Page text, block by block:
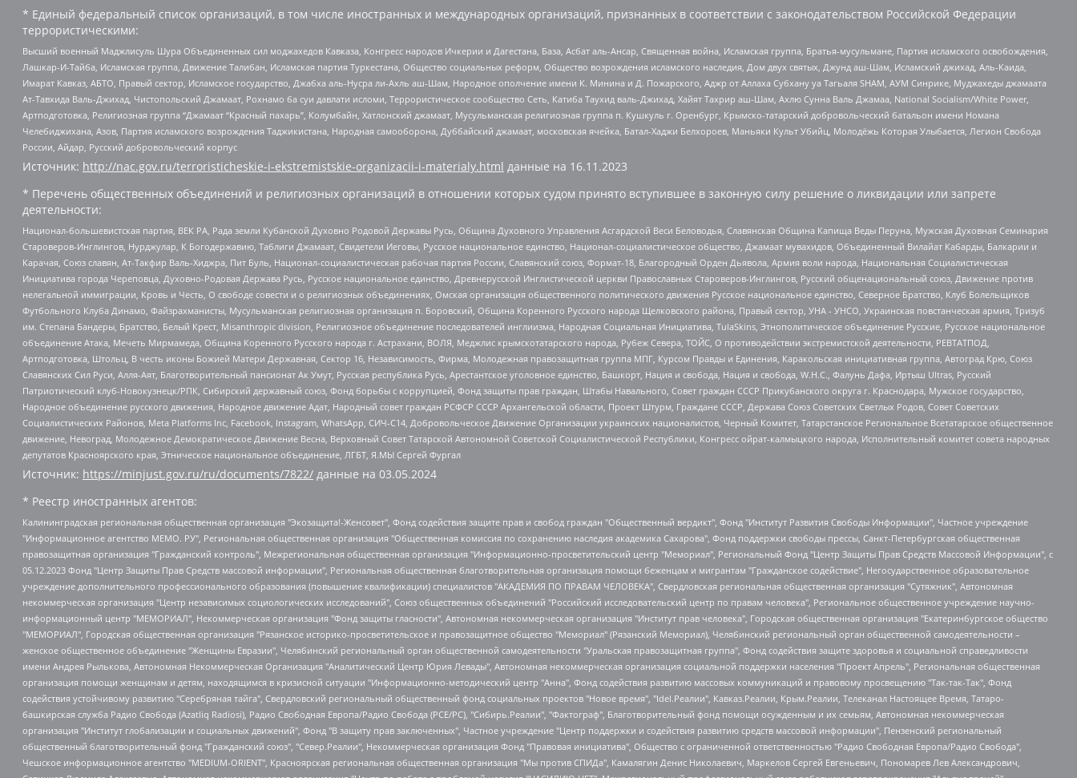
* Единый федеральный список организаций, в том числе иностранных и международных организаций, признанных в соответствии с законодательством Российской Федерации
террористическими:
Высший военный Маджлисуль Шура Объединенных сил моджахедов Кавказа, Конгресс народов Ичкерии и Дагестана, База, Асбат аль-Ансар, Священная война, Исламская группа, Братья-мусульмане, Партия исламского освобождения,
Лашкар-И-Тайба, Исламская группа, Движение Талибан, Исламская партия Туркестана, Общество социальных реформ, Общество возрождения исламского наследия, Дом двух святых, Джунд аш-Шам, Исламский джихад, Аль-Каида,
Имарат Кавказ, АБТО, Правый сектор, Исламское государство, Джабха аль-Нусра ли-Ахль аш-Шам, Народное ополчение имени К. Минина и Д. Пожарского, Аджр от Аллаха Субхану уа Тагьаля SHAM, АУМ Синрике, Муджахеды джамаата
Ат-Тавхида Валь-Джихад, Чистопольский Джамаат, Рохнамо ба суи давлати исломи, Террористическое сообщество Сеть, Катиба Таухид валь-Джихад, Хайят Тахрир аш-Шам, Ахлю Сунна Валь Джамаа, National Socialism/White Power,
Артподготовка, Религиозная группа “Джамаат “Красный пахарь”, Колумбайн, Хатлонский джамаат, Мусульманская религиозная группа п. Кушкуль г. Оренбург, Крымско-татарский добровольческий батальон имени Номана
Челебиджихана, Азов, Партия исламского возрождения Таджикистана, Народная самооборона, Дуббайский джамаат, московская ячейка, Батал-Хаджи Белхороев, Маньяки Культ Убийц, Молодёжь Которая Улыбается, Легион Свобода
России, Айдар, Русский добровольческий корпус
Источник: http://nac.gov.ru/terroristicheskie-i-ekstremistskie-organizacii-i-materialy.html данные на 16.11.2023
* Перечень общественных объединений и религиозных организаций в отношении которых судом принято вступившее в законную силу решение о ликвидации или запрете
деятельности:
Национал-большевистская партия, ВЕК РА, Рада земли Кубанской Духовно Родовой Державы Русь, Община Духовного Управления Асгардской Веси Беловодья, Славянская Община Капища Веды Перуна, Мужская Духовная Семинария
Староверов-Инглингов, Нурджулар, К Богодержавию, Таблиги Джамаат, Свидетели Иеговы, Русское национальное единство, Национал-социалистическое общество, Джамаат мувахидов, Объединенный Вилайат Кабарды, Балкарии и
Карачая, Союз славян, Ат-Такфир Валь-Хиджра, Пит Буль, Национал-социалистическая рабочая партия России, Славянский союз, Формат-18, Благородный Орден Дьявола, Армия воли народа, Национальная Социалистическая
Инициатива города Череповца, Духовно-Родовая Держава Русь, Русское национальное единство, Древнерусской Инглистической церкви Православных Староверов-Инглингов, Русский общенациональный союз, Движение против
нелегальной иммиграции, Кровь и Честь, О свободе совести и о религиозных объединениях, Омская организация общественного политического движения Русское национальное единство, Северное Братство, Клуб Болельщиков
Футбольного Клуба Динамо, Файзрахманисты, Мусульманская религиозная организация п. Боровский, Община Коренного Русского народа Щелковского района, Правый сектор, УНА - УНСО, Украинская повстанческая армия, Тризуб
им. Степана Бандеры, Братство, Белый Крест, Misanthropic division, Религиозное объединение последователей инглиизма, Народная Социальная Инициатива, TulaSkins, Этнополитическое объединение Русские, Русское национальное
объединение Атака, Мечеть Мирмамеда, Община Коренного Русского народа г. Астрахани, ВОЛЯ, Меджлис крымскотатарского народа, Рубеж Севера, ТОЙС, О противодействии экстремистской деятельности, РЕВТАТПОД,
Артподготовка, Штольц, В честь иконы Божией Матери Державная, Сектор 16, Независимость, Фирма, Молодежная правозащитная группа МПГ, Курсом Правды и Единения, Каракольская инициативная группа, Автоград Крю, Союз
Славянских Сил Руси, Алля-Аят, Благотворительный пансионат Ак Умут, Русская республика Русь, Арестантское уголовное единство, Башкорт, Нация и свобода, Нация и свобода, W.H.С., Фалунь Дафа, Иртыш Ultras, Русский
Патриотический клуб-Новокузнецк/РПК, Сибирский державный союз, Фонд борьбы с коррупцией, Фонд защиты прав граждан, Штабы Навального, Совет граждан СССР Прикубанского округа г. Краснодара, Мужское государство,
Народное объединение русского движения, Народное движение Адат, Народный совет граждан РСФСР СССР Архангельской области, Проект Штурм, Граждане СССР, Держава Союз Советских Светлых Родов, Совет Советских
Социалистических Районов, Meta Platforms Inc, Facebook, Instagram, WhatsApp, СИЧ-С14, Добровольческое Движение Организации украинских националистов, Черный Комитет, Татарстанское Региональное Всетатарское общественное
движение, Невоград, Молодежное Демократическое Движение Весна, Верховный Совет Татарской Автономной Советской Социалистической Республики, Конгресс ойрат-калмыцкого народа, Исполнительный комитет совета народных
депутатов Красноярского края, Этническое национальное объединение, ЛГБТ, Я.МЫ Сергей Фургал
Источник: https://minjust.gov.ru/ru/documents/7822/ данные на 03.05.2024
* Реестр иностранных агентов:
Калининградская региональная общественная организация "Экозащита!-Женсовет", Фонд содействия защите прав и свобод граждан "Общественный вердикт", Фонд "Институт Развития Свободы Информации", Частное учреждение "Информационное агентство МЕМО. РУ", Региональная общественная организация "Общественная комиссия по сохранению наследия академика Сахарова", Фонд поддержки свободы прессы, Санкт-Петербургская общественная правозащитная организация "Гражданский контроль", Межрегиональная общественная организация "Информационно-просветительский центр "Мемориал", Региональный Фонд "Центр Защиты Прав Средств Массовой Информации", с 05.12.2023 Фонд "Центр Защиты Прав Средств массовой информации", Региональная общественная благотворительная организация помощи беженцам и мигрантам "Гражданское содействие", Негосударственное образовательное учреждение дополнительного профессионального образования (повышение квалификации) специалистов "АКАДЕМИЯ ПО ПРАВАМ ЧЕЛОВЕКА", Свердловская региональная общественная организация "Сутяжник", Автономная некоммерческая организация "Центр независимых социологических исследований", Союз общественных объединений "Российский исследовательский центр по правам человека", Региональное общественное учреждение научно-информационный центр "МЕМОРИАЛ", Некоммерческая организация "Фонд защиты гласности", Автономная некоммерческая организация "Институт прав человека", Городская общественная организация "Екатеринбургское общество "МЕМОРИАЛ", Городская общественная организация "Рязанское историко-просветительское и правозащитное общество "Мемориал" (Рязанский Мемориал), Челябинский региональный орган общественной самодеятельности – женское общественное объединение "Женщины Евразии", Челябинский региональный орган общественной самодеятельности "Уральская правозащитная группа", Фонд содействия защите здоровья и социальной справедливости имени Андрея Рылькова, Автономная Некоммерческая Организация "Аналитический Центр Юрия Левады", Автономная некоммерческая организация социальной поддержки населения "Проект Апрель", Региональная общественная организация помощи женщинам и детям, находящимся в кризисной ситуации "Информационно-методический центр "Анна", Фонд содействия развитию массовых коммуникаций и правовому просвещению "Так-так-Так", Фонд содействия устойчивому развитию "Серебряная тайга", Свердловский региональный общественный фонд социальных проектов "Новое время", "Idel.Реалии", Кавказ.Реалии, Крым.Реалии, Телеканал Настоящее Время, Татаро-башкирская служба Радио Свобода (Azatliq Radiosi), Радио Свободная Европа/Радио Свобода (PCE/PC), "Сибирь.Реалии", "Фактограф", Благотворительный фонд помощи осужденным и их семьям, Автономная некоммерческая организация "Институт глобализации и социальных движений", Фонд "В защиту прав заключенных", Частное учреждение "Центр поддержки и содействия развитию средств массовой информации", Пензенский региональный общественный благотворительный фонд "Гражданский союз", "Север.Реалии", Некоммерческая организация Фонд "Правовая инициатива", Общество с ограниченной ответственностью "Радио Свободная Европа/Радио Свобода", Чешское информационное агентство "MEDIUM-ORIENT", Красноярская региональная общественная организация "Мы против СПИДа", Камалягин Денис Николаевич, Маркелов Сергей Евгеньевич, Пономарев Лев Александрович, Савицкая Людмила Алексеевна, Автономная некоммерческая организация "Центр по работе с проблемой насилия "НАСИЛИЮ.НЕТ", Межрегиональный профессиональный союз работников здравоохранения "Альянс врачей", Юридическое лицо, зарегистрированное в Латвийской Республике, SIA "Medusa Project" (регистрационный номер 40103797863, дата регистрации 10.06.2014), Некоммерческая организация "Фонд по борьбе с коррупцией", Автономная некоммерческая организация "Институт права и публичной политики", Баданин Роман Сергеевич, Гликин Максим Александрович, Железнова Мария Михайловна, Лукьянова Юлия Сергеевна, Маетная Елизавета Витальевна, Маняхин Петр Борисович, Чуракова Ольга Владимировна, Ярош Юлия Петровна, Юридическое лицо "The Insider SIA", зарегистрированное в Риге, Латвийская Республика (дата регистрации 26.06.2015), являющееся администратором доменного имени интернет-издания "The Insider SIA", https://theins.ru, Постернак Алексей Евгеньевич, Рубин Михаил Аркадьевич, Анин Роман Александрович, Юридическое лицо Istories fonds, зарегистрированное в Латвийской Республике (регистрационный номер 50008295751, дата регистрации 24.02.2020), Великовский Дмитрий Александрович, Долинина Ирина Николаевна, Мароховская Алеся Алексеевна, Шлейнов Роман Юрьевич, Шмагун Олеся Валентиновна, Общество с ограниченной ответственностью "Альтаир 2021", Общество с ограниченной ответственностью "Вега 2021", Общество с ограниченной ответственностью "Главный редактор 2021", Общество с ограниченной ответственностью "Ромашки монолит", Важенков Артем Валерьевич, Ивановская областная общественная организация "Центр гендерных исследований", Гурман Юрий Альбертович, Медиапроект "ОВД-Инфо", Егоров Владимир Владимирович, Жилинский Владимир Александрович, Общество с ограниченной ответственностью "ЗП", Иванова София Юрьевна, Карезина Инна Павловна, Кильтау Екатерина Викторовна, Петров Алексей Викторович, Пискунов Сергей Евгеньевич, Смирнов Сергей Сергеевич, Тихонов Михаил Сергеевич, Общество с ограниченной ответственностью "ЖУРНАЛИСТ-ИНОСТРАННЫЙ АГЕНТ", Арапова Галина Юрьевна, Вольтская Татьяна Анатольевна, Американская компания "Mason G.E.S. Anonymous Foundation" (США), являющаяся владельцем интернет-издания https://mnews.world/, Компания "Stichting Bellingcat", зарегистрированная в Нидерландах (дата регистрации 11.07.2018), Захаров Андрей Вячеславович, Клепиковская Екатерина Дмитриевна, Общество с ограниченной ответственностью "МЕМО", Перл Роман Александрович, Симонов Евгений Алексеевич, Соловьева Елена Анатольевна, Сотников Даниил Владимирович, Сурначева Елизавета Дмитриевна, Автономная некоммерческая организация по защите прав человека и информированию населения "Якутия – Наше Мнение", Общество с ограниченной ответственностью "Москоу диджитал медиа", с 26.01.2023 Общество с ограниченной ответственностью "Чайка Белые сады", Ветошкина Валерия Валерьевна, Заговора Максим Александрович, Межрегиональное общественное движение "Российская ЛГБТ - сеть", Оленичев Максим Владимирович, Павлов Иван Юрьевич, Скворцова Елена Сергеевна, Общество с ограниченной ответственностью "Как бы инагент", Кочетков Игорь Викторович, Общество с ограниченной ответственностью "Честные выборы", Еланчик Олег Александрович, Общество с ограниченной ответственностью "Нобелевский призыв", Гималова Регина Эмилевна, Григорьев Андрей Валерьевич, Григорьева Алина Александровна, Ассоциация по содействию защите прав призывников, альтернативнослужащих и военнослужащих "Правозащитная группа "Гражданин.Армия.Право", Хисамова Регина Фаритовна, Автономная некоммерческая организация по реализации социально-правовых программ "Лилит", Дальневосточное общественное движение "Маяк", Санкт-Петербургская ЛГБТ-инициативная группа "Выход", Инициативная группа ЛГБТ+ "Реверс", Алексеев Андрей Викторович, Бекбулатова Таисия Львовна, Беляев Иван Михайлович, Владыкина Елена Сергеевна, Гельман Марат Александрович, Никульшина Вероника Юрьевна, Толоконникова Надежда Андреевна, Шендерович Виктор Анатольевич, Общество с ограниченной ответственностью "Данное сообщение", Общество с ограниченной ответственностью Издательский дом "Новая глава", Айнбиндер Александра Александровна, Московский комьюнити-центр для ЛГБТ+инициатив, Благотворительный фонд развития филантропии, Deutsche Welle (Германия, Kurt-Schumacher-Strasse 3, 53113 Bonn), Борзунова Мария Михайловна, Воробьев Виктор Викторович, Голубева Анна Львовна, Константинова Алла Михайловна, Малкова Ирина Владимировна, Мурадов Мурад Абдулгалимович, Осетинская Елизавета Николаевна, Понасенков Евгений Николаевич, Ганапольский Матвей Юрьевич, Киселев Евгений Алексеевич, Борухович Ирина Григорьевна, Дремин Иван Тимофеевич, Дубровский Дмитрий Викторович, Красноярская региональная общественная организация поддержки и развития альтернативных образовательных технологий и межкультурных коммуникаций "ИНТЕРРА", Маяковская Екатерина Алексеевна, Фейгин Марк Захарович, Филимонов Андрей Викторович, Дзугкоева Регина Николаевна, Доброхотов Роман Александрович, Дудь Юрий Александрович, Елкин Сергей Владимирович, Кругликов Кирилл Игоревич, Сабунаева Мария Леонидовна, Семенов Алексей Владимирович, Шаинян Карен Багратович, Шульман Екатерина Михайловна, Асафьев Артур Валерьевич, Вахштайн Виктор Семенович, Венедиктов Алексей Алексеевич, Лушникова Екатерина Евгеньевна, Волков Леонид Михайлович, Невзоров Александр Глебович, Пархоменко Сергей Борисович, Сироткин Ярослав Николаевич, Кара-Мурза Владимир Владимирович, Баранова Наталья Владимировна, Гозман Леонид Яковлевич, Кагарлицкий Борис Юльевич, Климарев Михаил Валерьевич, Милов Владимир Станиславович, Автономная некоммерческая организация Краснодарский центр современного искусства "Типография", Моргенштерн Алишер Тагирович, Соболь Любовь Эдуардовна, Общество с ограниченной ответственностью "ЛИЗА НОРМ", Каспаров Гарри Кимович, Ходорковский Михаил Борисович, Общество с ограниченной ответственностью "Апрельские тезисы", Данилович Ирина Брониславовна, Кашин Олег Владимирович, Петров Николай Владимирович, Пивоваров Алексей Владимирович, Соколов Михаил Владимирович, Цветкова Юлия Владимировна, Чичваркин Евгений Александрович, Комитет против пыток/Команда против пыток, Общество с ограниченной ответственностью "Первый научный", Общество с ограниченной ответственностью "Вертолет и ко", Белоцерковская Вероника Борисовна, Кац Максим Евгеньевич, Лазарева Татьяна Юрьевна, Шаведдинов Руслан Табризович, Яшин Илья Валерьевич, Общество с ограниченной ответственностью "Иноагент ААВ", Алешковский Дмитрий Петрович, Альбац Евгения Марковна, Быков Дмитрий Львович, Галямина Юлия Евгеньевна, Лойко Сергей Леонидович, Мартынов Кирилл Константинович, Медведев Сергей Александрович, Крашенинников Федор Геннадиевич, Гордеева Катерина Вл